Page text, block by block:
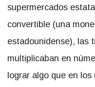
supermercados
convertible (una
estadounidense), las
multiplicaban en
lograr algo que en